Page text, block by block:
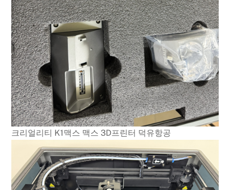
크리얼리티 K1맥스 맥스 3D프린터 덕유항공